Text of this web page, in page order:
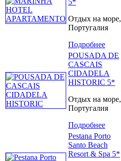
Отдых на море,
Португалия
Подробнее
POUSADA DE
CASCAIS
CIDADELA
HISTORIC 5*
Отдых на море,
Португалия
Подробнее
Pestana Porto
Santo Beach
Resort & Spa 5*